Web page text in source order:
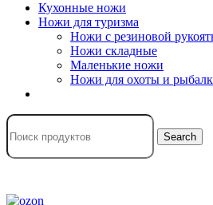
Кухонные ножи
Ножи для туризма
Ножи с резиновой
Ножи складные
Маленькие ножи
Ножи для охоты и
Search